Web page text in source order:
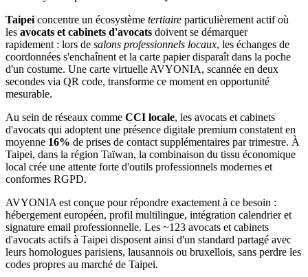
Taipei concentre un écosystème tertiaire particulièrement actif où
les avocats et cabinets d'avocats doivent se démarquer
rapidement : lors de salons professionnels locaux, les échanges de
coordonnées s'enchaînent et la carte papier disparaît dans la poche
d'un costume. Une carte virtuelle AVYONIA, scannée en deux
secondes via QR code, transforme ce moment en opportunité
mesurable.
Au sein de réseaux comme CCI locale, les avocats et cabinets
d'avocats qui adoptent une présence digitale premium constatent en
moyenne 16% de prises de contact supplémentaires par trimestre. À
Taipei, dans la région Taïwan, la combinaison du tissu économique
local crée une attente forte d'outils professionnels modernes et
conformes RGPD.
AVYONIA est conçue pour répondre exactement à ce besoin :
hébergement européen, profil multilingue, intégration calendrier et
signature email professionnelle. Les ~123 avocats et cabinets
d'avocats actifs à Taipei disposent ainsi d'un standard partagé avec
leurs homologues parisiens, lausannois ou bruxellois, sans perdre les
codes propres au marché de Taipei.